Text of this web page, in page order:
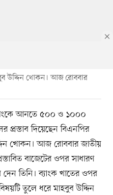
উদ্দিন খোকন। আজ রোববার
আনতে ৫০০ ও ১০০০
প্রস্তাব দিয়েছেন বিএনপির
খোকন। আজ রোববার জাতীয়
বাজেটের ওপর সাধারণ
তিনি। ব্যাংক খাতের ওপর
তুলে ধরে মাহবুব উদ্দিন